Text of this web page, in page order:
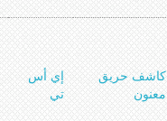
كاشف حريق
معنون
إي أس
تي